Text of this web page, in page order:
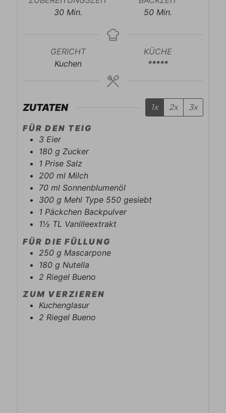
30Minuten
Min.
50Minuten
Min.
GERICHT
Kuchen
KÜCHE
*****
ZUTATEN 1x 2x 3x
FÜR DEN TEIG
3 Eier
180 g Zucker
1 Prise Salz
200 ml Milch
70 ml Sonnenblumenöl
300 g Mehl Type 550 gesiebt
1 Päckchen Backpulver
1½ TL Vanilleextrakt
FÜR DIE FÜLLUNG
250 g Mascarpone
180 g Nutella
2 Riegel Bueno
ZUM VERZIEREN
Kuchenglasur
2 Riegel Bueno